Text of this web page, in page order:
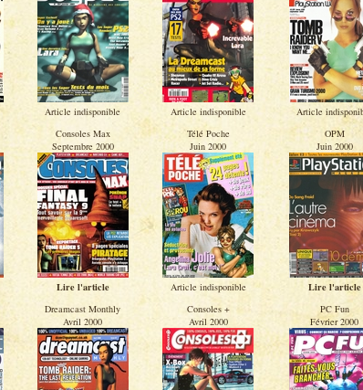
Article indisponible Article indisponible
Article
Consoles Max
Septembre 2000
Lire l'article
Télé Poche
Juin 2000
Article indisponible
OPM
Juin 2000
Lire l'article
Dreamcast Monthly
Avril 2000
Consoles +
Avril 2000
PC Fun
Février 2000